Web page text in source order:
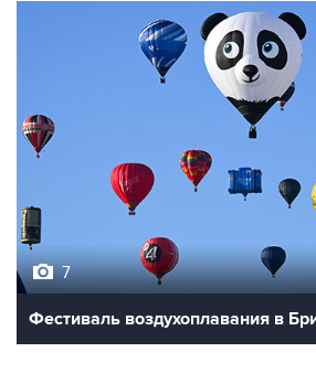
7
Фестиваль воздухоплавания в